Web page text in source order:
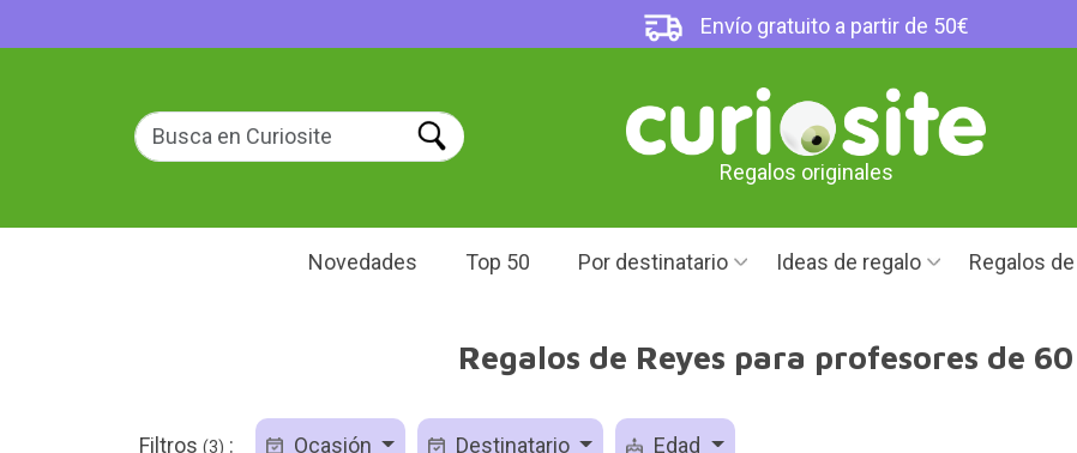
Envío gratuito a partir de 50€
Regalos originales
Novedades Top 50 Por destinatario Ideas de regalo Regalos
Regalos de Reyes para profesores de
Filtros (3) : Ocasión Destinatario Edad